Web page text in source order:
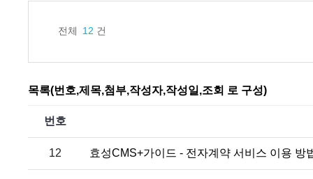
전체 12 건
목록(번호,제목,첨부,작성자,작성일,조회 로 구성)
번호
12 효성CMS+가이드 - 전자계약 서비스 이용 방